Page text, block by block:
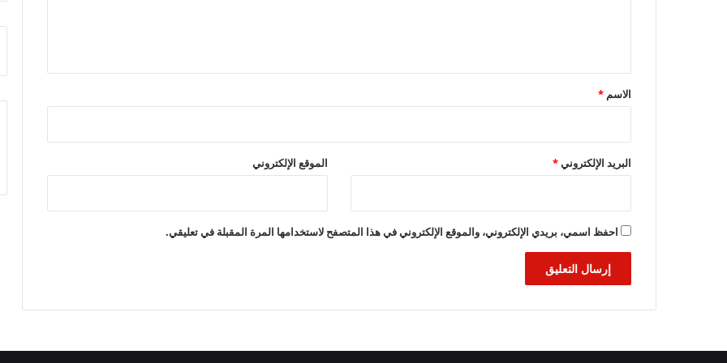
*
الاسم *
البريد الإلكتروني* الموقع الإلكتروني
احفظ اسمي، بريدي الإلكتروني، والموقع الإلكتروني في هذا المتصفح لاستخدامها المرة المقبلة في تعليقي.